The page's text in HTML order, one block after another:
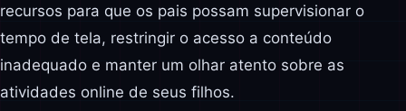
recursos para que os pais possam supervisionar o
tempo de tela, restringir o acesso a conteúdo
inadequado e manter um olhar atento sobre as
atividades online de seus filhos.